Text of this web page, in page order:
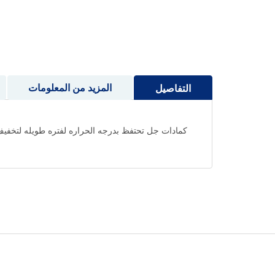
التفاصيل
كمادات جل تحتفظ بدرجه الحراره لفتره طويله
المزيد من المعلومات